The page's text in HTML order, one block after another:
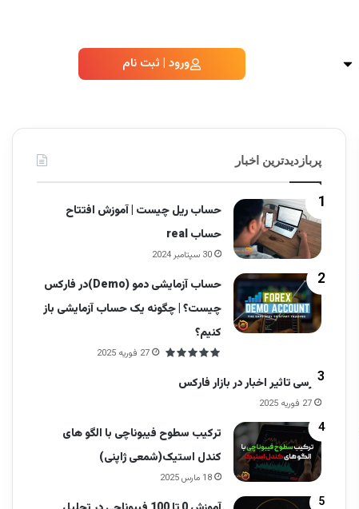
ورود | ثبت نام
پربازدیدترین اخبار
حساب ریل چیست | آموزش افتتاح
حساب real
30 سپتامبر 2024
حساب آزمایشی دمو (Demo)در فارکس
چیست؟ | چگونه یک حساب آزمایشی باز
کنیم؟
27 فوریه 2025
بررسی تاثیر اخبار در بازار فارکس
27 فوریه 2025
ترکیب سطوح فیبوناچی با الگو های
کندل استیک(شمعی ژاپنی)
18 مارس 2025